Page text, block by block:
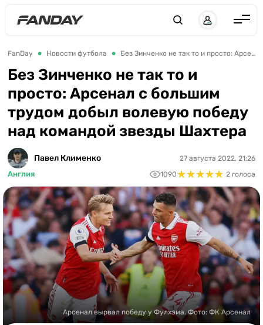
Англия
Испания
Германия
Италия
Франция
Украина
ЛЧ
ЛЕ
ЧЕ-2028
Букмекеры
Казино
FanDay Новости футбола Без Зинченко не так то и просто: Арсенал с большим трудом добыл волевую победу над командой звезды Шахтера
Без Зинченко не так то и
просто: Арсенал с большим
трудом добыл волевую победу
над командой звезды Шахтера
Павел Клименко
Англия
27 августа 2022, 21:26
1090★★★★★
★★★★★ 2 голоса
Арсенал вырвал победу у Фулхэма. Фото: ФК Арсенал